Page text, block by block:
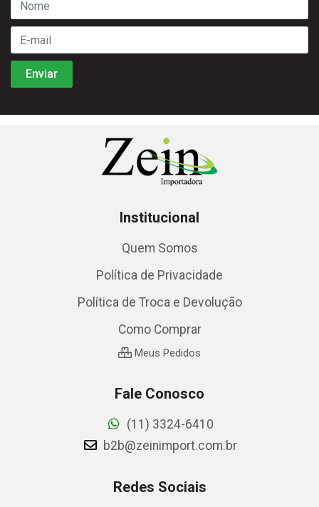
Institucional
Quem Somos
Política de Privacidade
Política de Troca e Devolução
Como Comprar
Meus Pedidos
Fale Conosco
(11) 3324-6410
b2b@zeinimport.com.br
Redes Sociais